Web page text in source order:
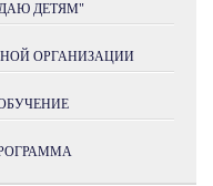
ДЕТЯМ"
ОРГАНИЗАЦИИ